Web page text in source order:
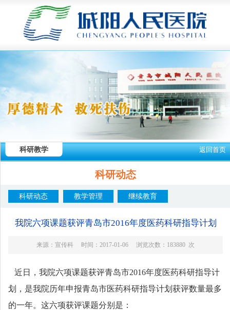
科研教学 返回首页
科研动态
科研动态 教学管理 继续教育
我院六项课题获评青岛市2016年度医药科研指导计划
来源：宣传科 时间：2017-01-06 浏览次数：183880 次
近日，我院六项课题获评青岛市2016年度医药科研指导计
划，是我院历年申报青岛市医药科研指导计划获评数量最多
的一年。这六项获评课题分别是：